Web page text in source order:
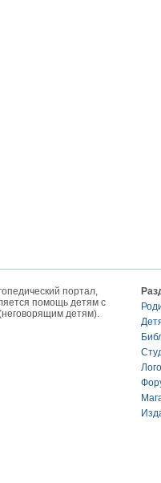
портал,
помощь детям с
детям).